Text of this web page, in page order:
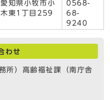
愛知県小牧市小
木東1丁目259
0568-
68-
9240
わせ
所）高齢福祉課（南庁舎